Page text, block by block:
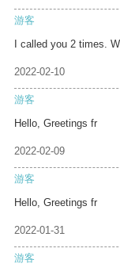
游客
I called you 2 times. W
2022-02-10
游客
Hello, Greetings fr
2022-02-09
游客
Hello, Greetings fr
2022-01-31
游客